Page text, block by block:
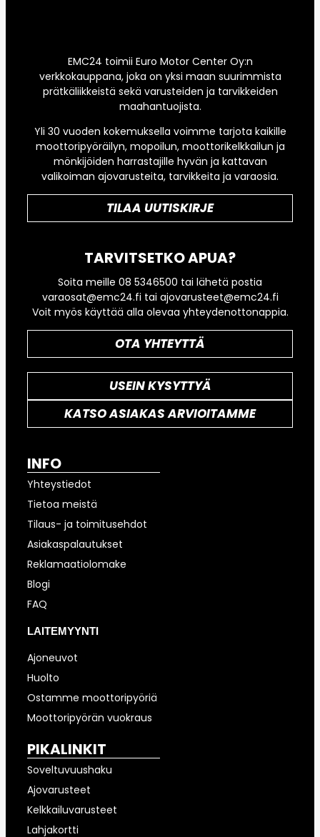
EMC24 toimii Euro Motor Center Oy:n
verkkokauppana, joka on yksi maan suurimmista
prätkäliikkeistä sekä varusteiden ja tarvikkeiden
maahantuojista.
Yli 30 vuoden kokemuksella voimme tarjota kaikille
moottoripyöräilyn, mopoilun, moottorikelkkailun ja
mönkijöiden harrastajille hyvän ja kattavan
valikoiman ajovarusteita, tarvikkeita ja varaosia.
TILAA UUTISKIRJE
TARVITSETKO APUA?
Soita meille 08 5346500 tai lähetä postia
varaosat@emc24.fi tai ajovarusteet@emc24.fi
Voit myös käyttää alla olevaa yhteydenottonappia.
OTA YHTEYTTÄ
USEIN KYSYTTYÄ
KATSO ASIAKAS ARVIOITAMME
INFO
Yhteystiedot
Tietoa meistä
Tilaus- ja toimitusehdot
Asiakaspalautukset
Reklamaatiolomake
Blogi
FAQ
LAITEMYYNTI
Ajoneuvot
Huolto
Ostamme moottoripyöriä
Moottoripyörän vuokraus
PIKALINKIT
Soveltuvuushaku
Ajovarusteet
Kelkkailuvarusteet
Lahjakortti